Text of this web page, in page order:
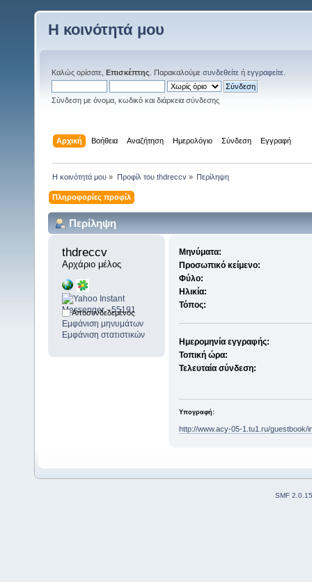
Η κοινότητά μου
Καλώς ορίσατε, Επισκέπτης . Παρακαλούμε συνδεθείτε ή εγγραφείτε
Σύνδεση με όνομα, κωδικό και διάρκεια σύνδεσης
Αρχική Βοήθεια Αναζήτηση Ημερολόγιο Σύνδεση Εγγραφή
Η κοινότητά μου » Προφίλ του thdreccv» Περίληψη
Πληροφορίες προφίλ
Περίληψη
thdreccv
Αρχάριο μέλος
Αποσυνδεδεμένος
Εμφάνιση μηνυμάτων
Εμφάνιση στατιστικών
Μηνύματα:
Προσωπικό κείμενο:
Φύλο:
Ηλικία:
Τόπος:
Ημερομηνία εγγραφής:
Τοπική ώρα:
Τελευταία σύνδεση:
Υπογραφή:
http://www.acy-05-1.tu1.ru/guestbook/
SMF 2.0.15